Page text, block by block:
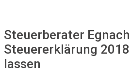
Steuerberater
Steuererklärung
lassen